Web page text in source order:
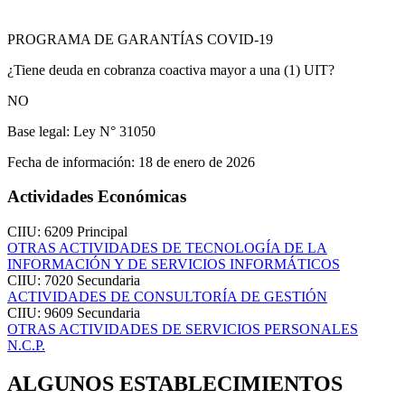
PROGRAMA DE GARANTÍAS COVID-19
¿Tiene deuda en cobranza coactiva mayor a una (1) UIT?
NO
Base legal: Ley N° 31050
Fecha de información: 18 de enero de 2026
Actividades Económicas
CIIU: 6209 Principal
OTRAS ACTIVIDADES DE TECNOLOGÍA DE LA
INFORMACIÓN Y DE SERVICIOS INFORMÁTICOS
CIIU: 7020 Secundaria
ACTIVIDADES DE CONSULTORÍA DE GESTIÓN
CIIU: 9609 Secundaria
OTRAS ACTIVIDADES DE SERVICIOS PERSONALES
N.C.P.
ALGUNOS ESTABLECIMIENTOS